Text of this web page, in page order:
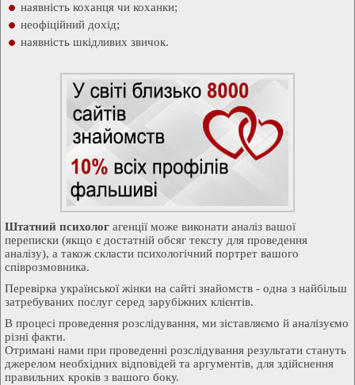
наявність коханця чи коханки;
неофіційний дохід;
наявність шкідливих звичок.
Штатний психолог агенції може виконати аналіз вашої
переписки (якщо є достатній обсяг тексту для проведення
аналізу), а також скласти психологічний портрет вашого
співрозмовника.
Перевірка української жінки на сайті знайомств - одна з найбільш
затребуваних послуг серед зарубіжних клієнтів.
В процесі проведення розслідування, ми зіставляємо й аналізуємо
різні факти.
Отримані нами при проведенні розслідування результати стануть
джерелом необхідних відповідей та аргументів, для здійснення
правильних кроків з вашого боку.